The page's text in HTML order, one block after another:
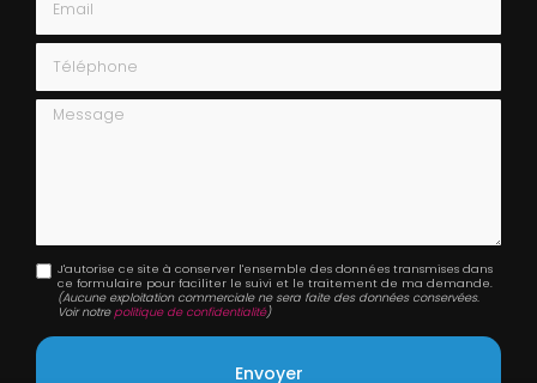
Téléphone
Message
J'autorise ce site à conserver l'ensemble des données transmises dans
ce formulaire pour faciliter le suivi et le traitement de ma demande.
(Aucune exploitation commerciale ne sera faite des données conservées.
Voir notrepolitique de confidentialité)